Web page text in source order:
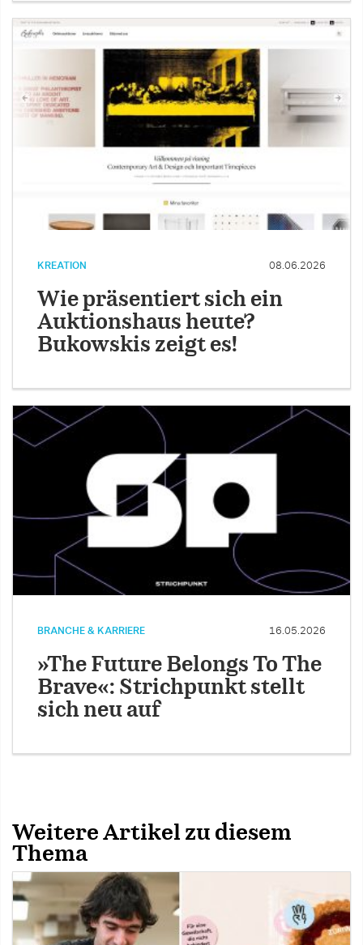
KREATION 08.06.2026
Wie präsentiert sich ein
Auktionshaus heute?
Bukowskis zeigt es!
BRANCHE & KARRIERE 16.05.2026
»The Future Belongs To The
Brave«: Strichpunkt stellt
sich neu auf
Weitere Artikel zu diesem
Thema